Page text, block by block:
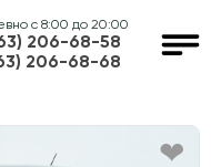
с 8:00 до 20:00
206-68-58
206-68-68